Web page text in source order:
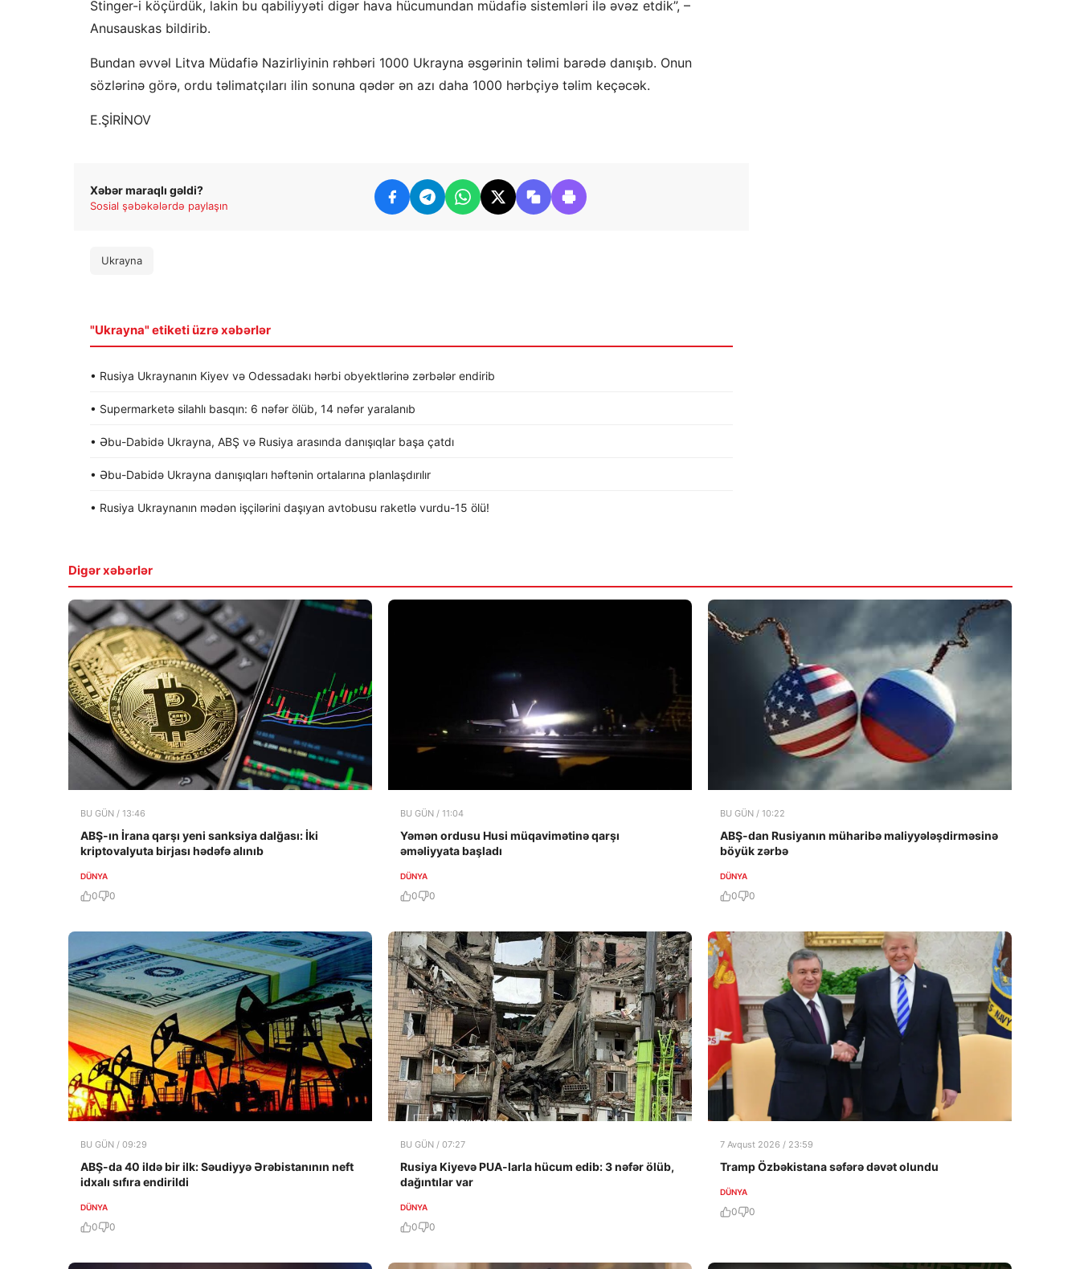
Stinger-i köçürdük, lakin bu qabiliyyəti digər hava hücumundan müdafiə sistemləri ilə əvəz etdik”, –
Anusauskas bildirib.
Bundan əvvəl Litva Müdafiə Nazirliyinin rəhbəri 1000 Ukrayna əsgərinin təlimi barədə danışıb. Onun
sözlərinə görə, ordu təlimatçıları ilin sonuna qədər ən azı daha 1000 hərbçiyə təlim keçəcək.
E.ŞİRİNOV
Xəbər maraqlı gəldi?
Sosial şəbəkələrdə paylaşın
Ukrayna
"Ukrayna" etiketi üzrə xəbərlər
• Rusiya Ukraynanın Kiyev və Odessadakı hərbi obyektlərinə zərbələr endirib
• Supermarketə silahlı basqın: 6 nəfər ölüb, 14 nəfər yaralanıb
• Əbu-Dabidə Ukrayna, ABŞ və Rusiya arasında danışıqlar başa çatdı
• Əbu-Dabidə Ukrayna danışıqları həftənin ortalarına planlaşdırılır
• Rusiya Ukraynanın mədən işçilərini daşıyan avtobusu raketlə vurdu-15 ölü!
Digər xəbərlər
BU GÜN / 13:46
ABŞ-ın İrana qarşı yeni sanksiya dalğası: İki
kriptovalyuta birjası hədəfə alınıb
DÜNYA
0 0
BU GÜN / 11:04
Yəmən ordusu Husi müqavimətinə qarşı
əməliyyata başladı
DÜNYA
0 0
BU GÜN / 10:22
ABŞ-dan Rusiyanın müharibə maliyyələşdirməsinə
böyük zərbə
DÜNYA
0 0
BU GÜN / 09:29
ABŞ-da 40 ildə bir ilk: Səudiyyə Ərəbistanının neft
idxalı sıfıra endirildi
DÜNYA
0 0
BU GÜN / 07:27
Rusiya Kiyevə PUA-larla hücum edib: 3 nəfər ölüb,
dağıntılar var
DÜNYA
0 0
7 Avqust 2026 / 23:59
Tramp Özbəkistana səfərə dəvət olundu
DÜNYA
0 0